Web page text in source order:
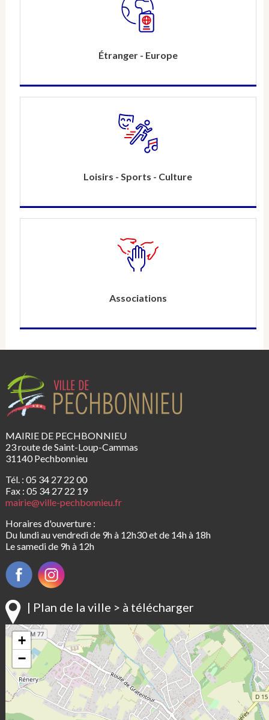
Étranger - Europe
Loisirs - Sports - Culture
Associations
MAIRIE DE PECHBONNIEU
23 route de Saint-Loup-Cammas
31140 Pechbonnieu
Tél. : 05 34 27 22 00
Fax : 05 34 27 22 19
mairie@ville-pechbonnieu.fr
Horaires d'ouverture :
Du lundi au vendredi de 9h à 12h30 et de 14h à 18h
Le samedi de 9h à 12h
| Plan de la ville > à télécharger
+
−